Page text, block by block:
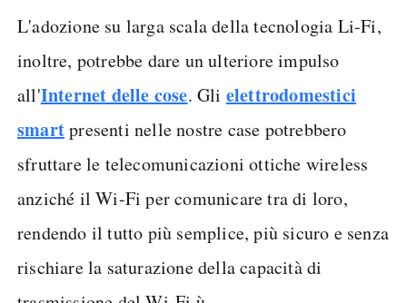
L'adozione su larga scala della tecnologia Li-Fi,
inoltre, potrebbe dare un ulteriore impulso
all'Internet delle cose. Gli elettrodomestici
smartpresenti nelle nostre case potrebbero
sfruttare le telecomunicazioni ottiche wireless
anziché il Wi-Fi per comunicare tra di loro,
rendendo il tutto più semplice, più sicuro e senza
rischiare la saturazione della capacità di